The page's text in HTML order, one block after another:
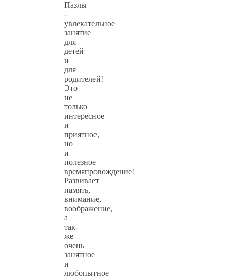
Пазлы
-
увлекательное
занятие
для
детей
и
для
родителей!
Это
не
только
интересное
и
приятное,
но
и
полезное
времяпровождение!
Развивает
память,
внимание,
воображение,
а
так-
же
очень
занятное
и
любопытное